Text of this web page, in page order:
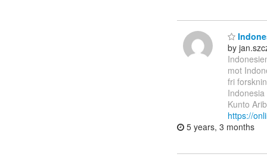
by
mot
fri
Kunto
https://
5 years, 3 months